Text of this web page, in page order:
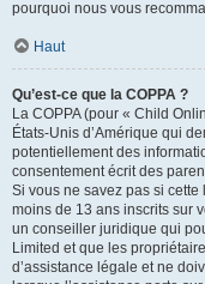
pourquoi nous vous
Haut
Qu’est-ce que la COPPA ?
La COPPA (pour « Child
États-Unis d’Amérique qui
potentiellement des
consentement écrit des
Si vous ne savez pas si
moins de 13 ans inscrits sur
un conseiller juridique qui
Limited et que les
d’assistance légale et ne